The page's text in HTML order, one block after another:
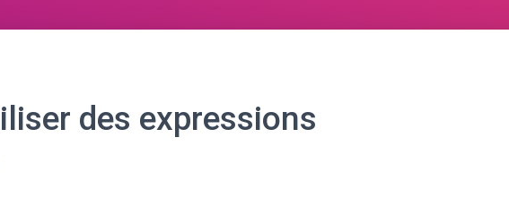
des expressions